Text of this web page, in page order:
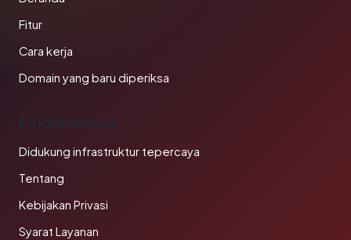
Fitur
Cara kerja
Domain yang baru diperiksa
PERUSAHAAN
Didukung infrastruktur tepercaya
Tentang
Kebijakan Privasi
Syarat Layanan